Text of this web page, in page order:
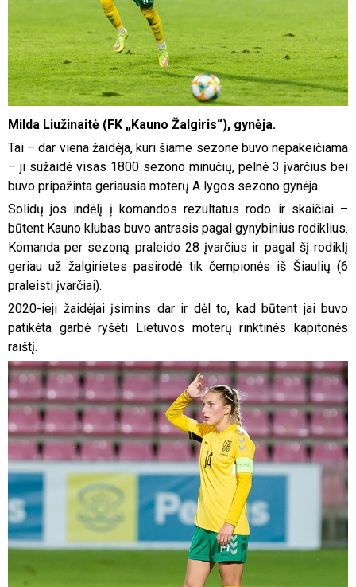
Milda Liužinaitė (FK „Kauno Žalgiris“), gynėja.
Tai – dar viena žaidėja, kuri šiame sezone buvo nepakeičiama
– ji sužaidė visas 1800 sezono minučių, pelnė 3 įvarčius bei
buvo pripažinta geriausia moterų A lygos sezono gynėja.
Solidų jos indėlį į komandos rezultatus rodo ir skaičiai –
būtent Kauno klubas buvo antrasis pagal gynybinius rodiklius.
Komanda per sezoną praleido 28 įvarčius ir pagal šį rodiklį
geriau už žalgirietes pasirodė tik čempionės iš Šiaulių (6
praleisti įvarčiai).
2020-ieji žaidėjai įsimins dar ir dėl to, kad būtent jai buvo
patikėta garbė ryšėti Lietuvos moterų rinktinės kapitonės
raištį.